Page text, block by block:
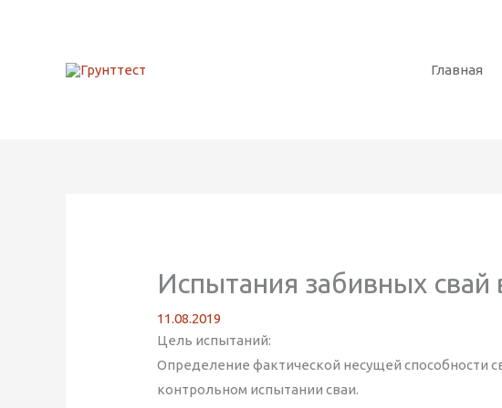
содержимому
Главная
Испытания забивных
11.08.2019
Цель испытаний:
Определение фактической несущей способности
контрольном испытании сваи.